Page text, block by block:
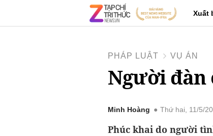
Xuất
PHÁP LUẬT VỤ ÁN
Người đàn
Minh Hoàng Thứ hai, 11/5/
Phúc khai do người